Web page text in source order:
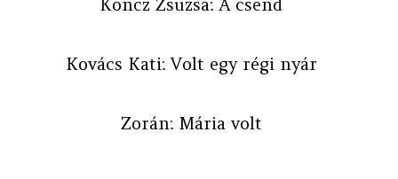
Kovács Kati: Volt egy régi nyár
Zorán: Mária volt